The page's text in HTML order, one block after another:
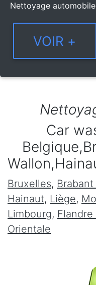
Nettoyage
Car
Bruxelles,
Hainaut, Liège,
Limbourg,
Orientale